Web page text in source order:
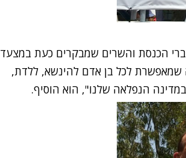
הכנסת והשרים שמבקרים כעת במצעד
שמאפשרת לכל בן אדם להינשא, ללדת,
הנפלאה שלנו", הוא הוסיף.